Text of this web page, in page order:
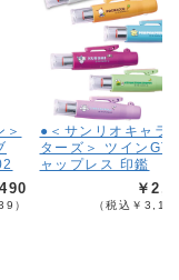
）
●＜サンリオキャラ
ターズ＞ ツインGT
ャップレス 印鑑
￥
（税込￥